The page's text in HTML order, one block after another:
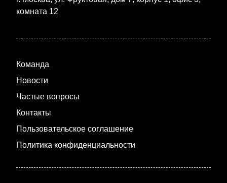
комната 12
Команда
Новости
Частые вопросы
Контакты
Пользовательское соглашение
Политика конфиденциальности